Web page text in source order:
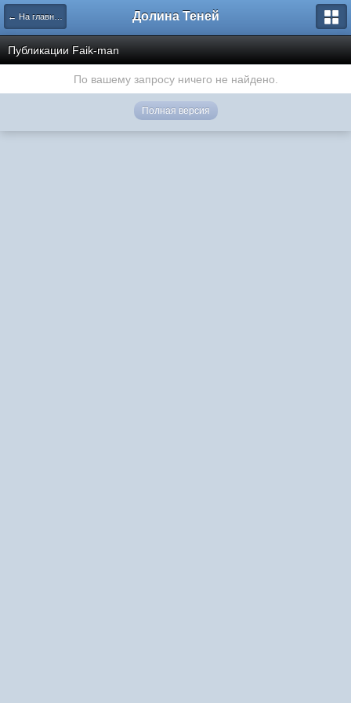
← На главную Долина Теней
Публикации Faik-man
По вашему запросу ничего не найдено.
Полная версия